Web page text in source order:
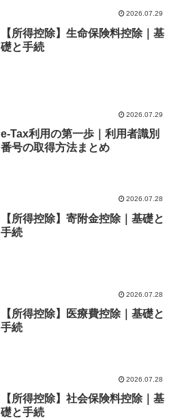
2026.07.29
【所得控除】生命保険料控除｜基
礎と手続
2026.07.29
e-Tax利用の第一歩｜利用者識別
番号の取得方法まとめ
2026.07.28
【所得控除】寄附金控除｜基礎と
手続
2026.07.28
【所得控除】医療費控除｜基礎と
手続
2026.07.28
【所得控除】社会保険料控除｜基
礎と手続